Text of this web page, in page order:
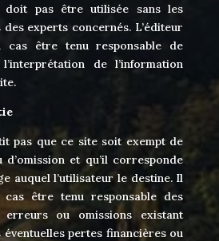
pas être utilisée sans les
experts concernés. L’éditeur
cas être tenu responsable de
de l’information
pas que ce site soit exempt de
d’omission et qu’il corresponde
auquel l’utilisateur le destine. Il
être tenu responsable des
erreurs ou omissions existant
éventuelles pertes financières ou